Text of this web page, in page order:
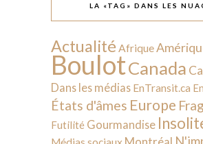
LA «TAG» DANS LES
Actualité Afrique
BoulotCanada
Dans les médias EnTransit.ca
États d'âmes Europe
Futilité Gourmandise